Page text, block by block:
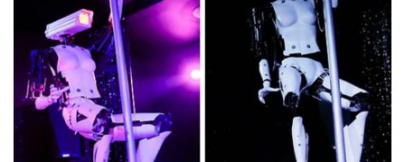
IT Times
生成式AI與雲端應用
Enterprise Digital Transformation
特集